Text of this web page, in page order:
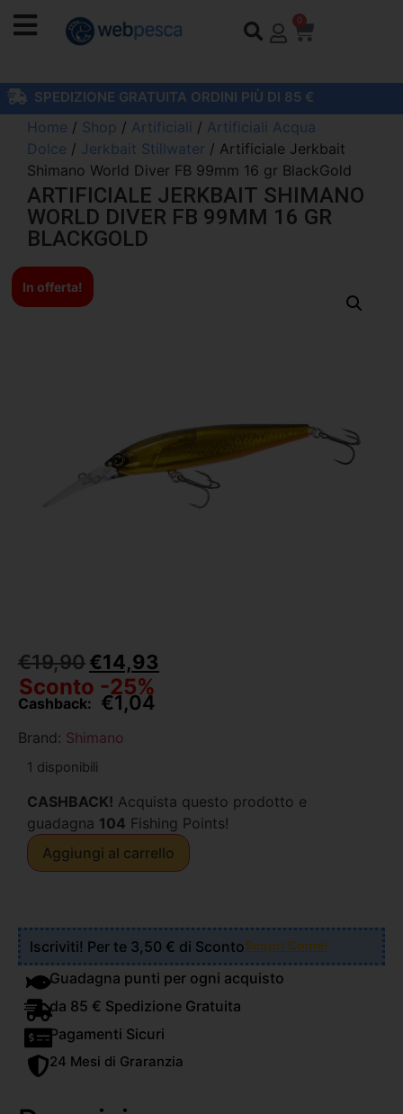
0
SPEDIZIONE GRATUITA ORDINI PIÙ DI 85 €
Home / Shop / Artificiali / Artificiali Acqua
Dolce / Jerkbait Stillwater / Artificiale Jerkbait
Shimano World Diver FB 99mm 16 gr BlackGold
ARTIFICIALE JERKBAIT SHIMANO
WORLD DIVER FB 99MM 16 GR
BLACKGOLD
In offerta!
€19,90€14,93
Sconto -25%
Cashback: €1,04
Brand: Shimano
1 disponibili
CASHBACK! Acquista questo prodotto e
guadagna 104 Fishing Points!
Aggiungi al carrello
Iscriviti! Per te 3,50 € di ScontoScopri Come!
Guadagna punti per ogni acquisto
da 85 € Spedizione Gratuita
Pagamenti Sicuri
24 Mesi di Graranzia